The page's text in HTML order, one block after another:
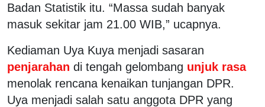
Badan Statistik itu. “Massa sudah banyak
masuk sekitar jam 21.00 WIB,” ucapnya.
Kediaman Uya Kuya menjadi sasaran
penjarahan di tengah gelombang unjuk rasa
menolak rencana kenaikan tunjangan DPR.
Uya menjadi salah satu anggota DPR yang